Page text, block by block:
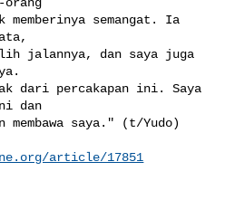
article/17851